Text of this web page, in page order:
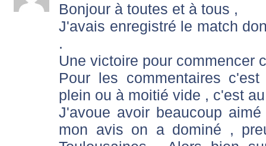
Bonjour à toutes et à tous ,
J'avais enregistré le match
.
Une victoire pour commencer
Pour les commentaires
plein ou à moitié vide , c'est
J'avoue avoir beaucoup
mon avis on a dominé ,